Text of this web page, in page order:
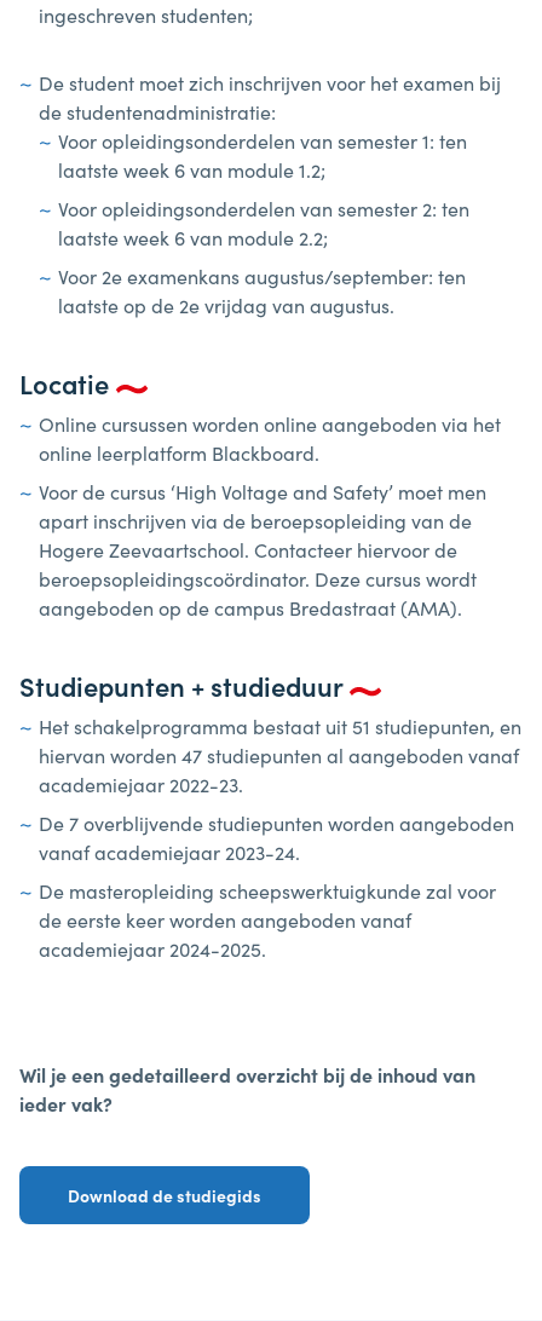
ingeschreven studenten;
De student moet zich inschrijven voor het examen bij
de studentenadministratie:
Voor opleidingsonderdelen van semester 1: ten
laatste week 6 van module 1.2;
Voor opleidingsonderdelen van semester 2: ten
laatste week 6 van module 2.2;
Voor 2e examenkans augustus/september: ten
laatste op de 2e vrijdag van augustus.
Locatie
Online cursussen worden online aangeboden via het
online leerplatform Blackboard.
Voor de cursus ‘High Voltage and Safety’ moet men
apart inschrijven via de beroepsopleiding van de
Hogere Zeevaartschool. Contacteer hiervoor de
beroepsopleidingscoördinator. Deze cursus wordt
aangeboden op de campus Bredastraat (AMA).
Studiepunten + studieduur
Het schakelprogramma bestaat uit 51 studiepunten, en
hiervan worden 47 studiepunten al aangeboden vanaf
academiejaar 2022-23.
De 7 overblijvende studiepunten worden aangeboden
vanaf academiejaar 2023-24.
De masteropleiding scheepswerktuigkunde zal voor
de eerste keer worden aangeboden vanaf
academiejaar 2024-2025.
Wil je een gedetailleerd overzicht bij de inhoud van
ieder vak?
Download de studiegids